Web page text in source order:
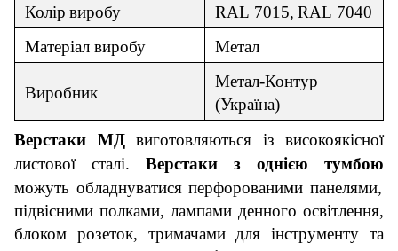
Колір виробу RAL 701 5, RAL 7040
Матеріал виробу Метал
Виробник
Метал-Контур
(Україна)
Верстаки МДвиготовляються із високоякісної
листової сталі. Верстаки з однією тумбою
можуть обладнуватися перфорованими панелями,
підвісними полками, лампами денного освітлення,
блоком розеток, тримачами для інструменту та